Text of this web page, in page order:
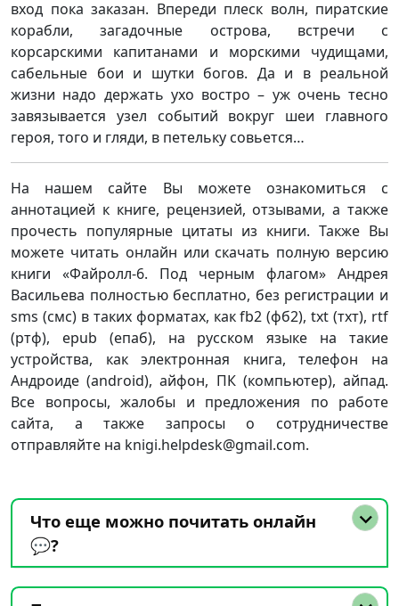
вход пока заказан. Впереди плеск волн, пиратские
корабли, загадочные острова, встречи с
корсарскими капитанами и морскими чудищами,
сабельные бои и шутки богов. Да и в реальной
жизни надо держать ухо востро – уж очень тесно
завязывается узел событий вокруг шеи главного
героя, того и гляди, в петельку совьется…
На нашем сайте Вы можете ознакомиться с
аннотацией к книге, рецензией, отзывами, а также
прочесть популярные цитаты из книги. Также Вы
можете читать онлайн или скачать полную версию
книги «Файролл-6. Под черным флагом» Андрея
Васильева полностью бесплатно, без регистрации и
sms (смс) в таких форматах, как fb2 (фб2), txt (тхт), rtf
(ртф), epub (епаб), на русском языке на такие
устройства, как электронная книга, телефон на
Андроиде (android), айфон, ПК (компьютер), айпад.
Все вопросы, жалобы и предложения по работе
сайта, а также запросы о сотрудничестве
отправляйте на knigi.helpdesk@gmail.com.
Что еще можно почитать онлайн
💬?